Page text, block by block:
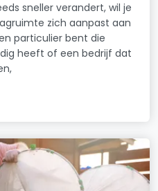
sneller verandert, wil je
zich aanpast aan
particulier bent die
heeft of een bedrijf dat